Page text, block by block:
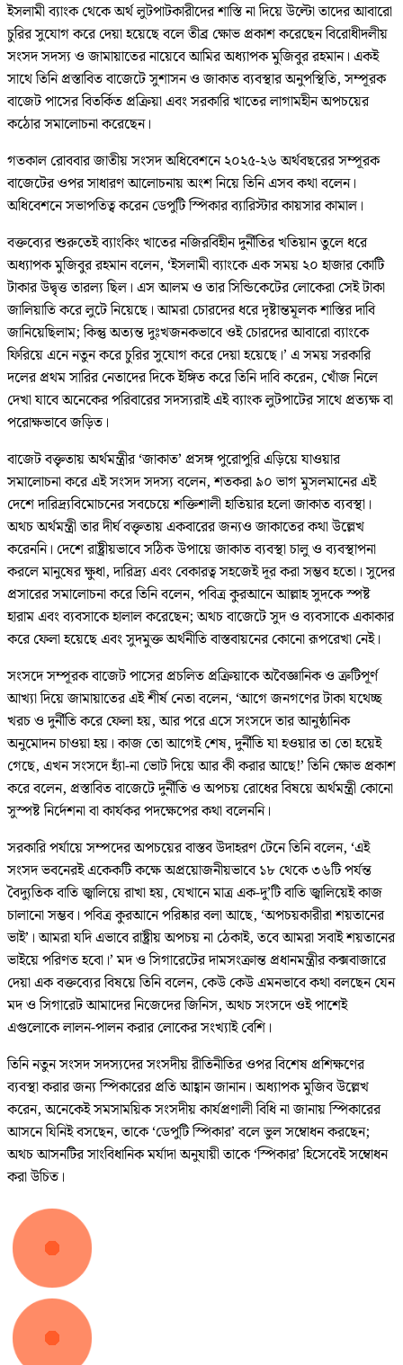
ইসলামী ব্যাংক থেকে অর্থ লুটপাটকারীদের শাস্তি না দিয়ে উল্টো তাদের আবারো
চুরির সুযোগ করে দেয়া হয়েছে বলে তীব্র ক্ষোভ প্রকাশ করেছেন বিরোধীদলীয়
সংসদ সদস্য ও জামায়াতের নায়েবে আমির অধ্যাপক মুজিবুর রহমান। একই
সাথে তিনি প্রস্তাবিত বাজেটে সুশাসন ও জাকাত ব্যবস্থার অনুপস্থিতি, সম্পূরক
বাজেট পাসের বিতর্কিত প্রক্রিয়া এবং সরকারি খাতের লাগামহীন অপচয়ের
কঠোর সমালোচনা করেছেন।
গতকাল রোববার জাতীয় সংসদ অধিবেশনে ২০২৫-২৬ অর্থবছরের সম্পূরক
বাজেটের ওপর সাধারণ আলোচনায় অংশ নিয়ে তিনি এসব কথা বলেন।
অধিবেশনে সভাপতিত্ব করেন ডেপুটি স্পিকার ব্যারিস্টার কায়সার কামাল।
বক্তব্যের শুরুতেই ব্যাংকিং খাতের নজিরবিহীন দুর্নীতির খতিয়ান তুলে ধরে
অধ্যাপক মুজিবুর রহমান বলেন, ‘ইসলামী ব্যাংকে এক সময় ২০ হাজার কোটি
টাকার উদ্বৃত্ত তারল্য ছিল। এস আলম ও তার সিন্ডিকেটের লোকেরা সেই টাকা
জালিয়াতি করে লুটে নিয়েছে। আমরা চোরদের ধরে দৃষ্টান্তমূলক শাস্তির দাবি
জানিয়েছিলাম; কিন্তু অত্যন্ত দুঃখজনকভাবে ওই চোরদের আবারো ব্যাংকে
ফিরিয়ে এনে নতুন করে চুরির সুযোগ করে দেয়া হয়েছে।’ এ সময় সরকারি
দলের প্রথম সারির নেতাদের দিকে ইঙ্গিত করে তিনি দাবি করেন, খোঁজ নিলে
দেখা যাবে অনেকের পরিবারের সদস্যরাই এই ব্যাংক লুটপাটের সাথে প্রত্যক্ষ বা
পরোক্ষভাবে জড়িত।
বাজেট বক্তৃতায় অর্থমন্ত্রীর ‘জাকাত’ প্রসঙ্গ পুরোপুরি এড়িয়ে যাওয়ার
সমালোচনা করে এই সংসদ সদস্য বলেন, শতকরা ৯০ ভাগ মুসলমানের এই
দেশে দারিদ্র্যবিমোচনের সবচেয়ে শক্তিশালী হাতিয়ার হলো জাকাত ব্যবস্থা।
অথচ অর্থমন্ত্রী তার দীর্ঘ বক্তৃতায় একবারের জন্যও জাকাতের কথা উল্লেখ
করেননি। দেশে রাষ্ট্রীয়ভাবে সঠিক উপায়ে জাকাত ব্যবস্থা চালু ও ব্যবস্থাপনা
করলে মানুষের ক্ষুধা, দারিদ্র্য এবং বেকারত্ব সহজেই দূর করা সম্ভব হতো। সুদের
প্রসারের সমালোচনা করে তিনি বলেন, পবিত্র কুরআনে আল্লাহ সুদকে স্পষ্ট
হারাম এবং ব্যবসাকে হালাল করেছেন; অথচ বাজেটে সুদ ও ব্যবসাকে একাকার
করে ফেলা হয়েছে এবং সুদমুক্ত অর্থনীতি বাস্তবায়নের কোনো রূপরেখা নেই।
সংসদে সম্পূরক বাজেট পাসের প্রচলিত প্রক্রিয়াকে অবৈজ্ঞানিক ও ত্রুটিপূর্ণ
আখ্যা দিয়ে জামায়াতের এই শীর্ষ নেতা বলেন, ‘আগে জনগণের টাকা যথেচ্ছ
খরচ ও দুর্নীতি করে ফেলা হয়, আর পরে এসে সংসদে তার আনুষ্ঠানিক
অনুমোদন চাওয়া হয়। কাজ তো আগেই শেষ, দুর্নীতি যা হওয়ার তা তো হয়েই
গেছে, এখন সংসদে হ্যাঁ-না ভোট দিয়ে আর কী করার আছে!’ তিনি ক্ষোভ প্রকাশ
করে বলেন, প্রস্তাবিত বাজেটে দুর্নীতি ও অপচয় রোধের বিষয়ে অর্থমন্ত্রী কোনো
সুস্পষ্ট নির্দেশনা বা কার্যকর পদক্ষেপের কথা বলেননি।
সরকারি পর্যায়ে সম্পদের অপচয়ের বাস্তব উদাহরণ টেনে তিনি বলেন, ‘এই
সংসদ ভবনেরই একেকটি কক্ষে অপ্রয়োজনীয়ভাবে ১৮ থেকে ৩৬টি পর্যন্ত
বৈদ্যুতিক বাতি জ্বালিয়ে রাখা হয়, যেখানে মাত্র এক-দু’টি বাতি জ্বালিয়েই কাজ
চালানো সম্ভব। পবিত্র কুরআনে পরিষ্কার বলা আছে, ‘অপচয়কারীরা শয়তানের
ভাই’। আমরা যদি এভাবে রাষ্ট্রীয় অপচয় না ঠেকাই, তবে আমরা সবাই শয়তানের
ভাইয়ে পরিণত হবো।’ মদ ও সিগারেটের দামসংক্রান্ত প্রধানমন্ত্রীর কক্সবাজারে
দেয়া এক বক্তব্যের বিষয়ে তিনি বলেন, কেউ কেউ এমনভাবে কথা বলছেন যেন
মদ ও সিগারেট আমাদের নিজেদের জিনিস, অথচ সংসদে ওই পাশেই
এগুলোকে লালন-পালন করার লোকের সংখ্যাই বেশি।
তিনি নতুন সংসদ সদস্যদের সংসদীয় রীতিনীতির ওপর বিশেষ প্রশিক্ষণের
ব্যবস্থা করার জন্য স্পিকারের প্রতি আহ্বান জানান। অধ্যাপক মুজিব উল্লেখ
করেন, অনেকেই সমসাময়িক সংসদীয় কার্যপ্রণালী বিধি না জানায় স্পিকারের
আসনে যিনিই বসছেন, তাকে ‘ডেপুটি স্পিকার’ বলে ভুল সম্বোধন করছেন;
অথচ আসনটির সাংবিধানিক মর্যাদা অনুযায়ী তাকে ‘স্পিকার’ হিসেবেই সম্বোধন
করা উচিত।